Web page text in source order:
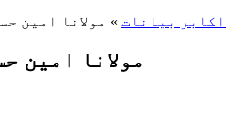
اکابر بیانات » مولانا امین
مولانا امین